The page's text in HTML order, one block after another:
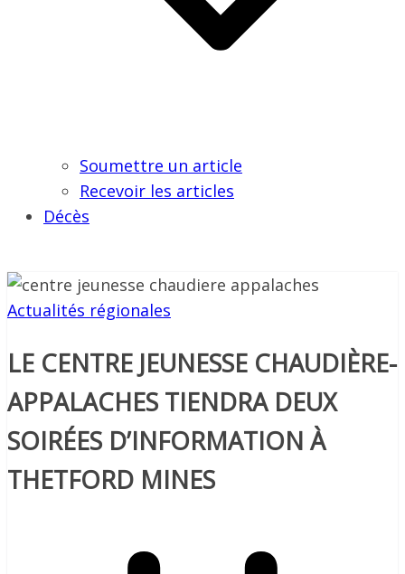
Soumettre un article
Recevoir les articles
Décès
Actualités régionales
LE CENTRE JEUNESSE CHAUDIÈRE-
APPALACHES TIENDRA DEUX
SOIRÉES D’INFORMATION À
THETFORD MINES